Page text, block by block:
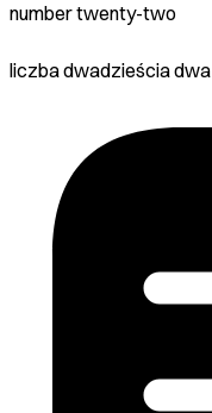
number twenty-two
liczba dwadzieścia dwa